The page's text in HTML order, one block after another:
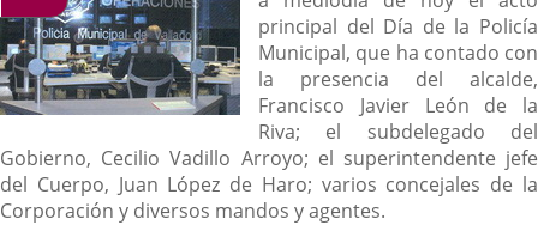
principal del Día de la Policía
Municipal, que ha contado con
la presencia del alcalde,
Francisco Javier León de la
Riva; el subdelegado del
Gobierno, Cecilio Vadillo Arroyo; el superintendente jefe
del Cuerpo, Juan López de Haro; varios concejales de la
Corporación y diversos mandos y agentes.